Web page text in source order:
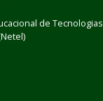
de Tecnologias